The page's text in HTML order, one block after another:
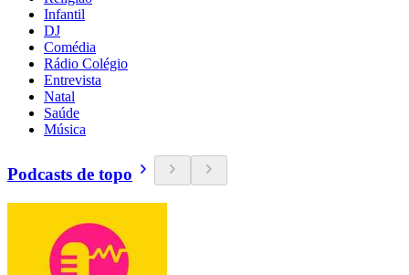
Infantil
DJ
Comédia
Rádio Colégio
Entrevista
Natal
Saúde
Música
Podcasts de topo